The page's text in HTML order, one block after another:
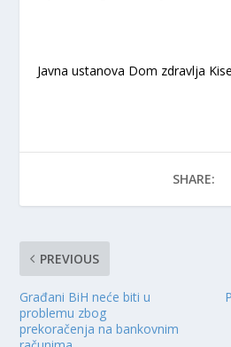
Javna ustanova Dom zdravlja
SHARE:
PREVIOUS
Građani BiH neće biti u
problemu zbog
prekoračenja na bankovnim